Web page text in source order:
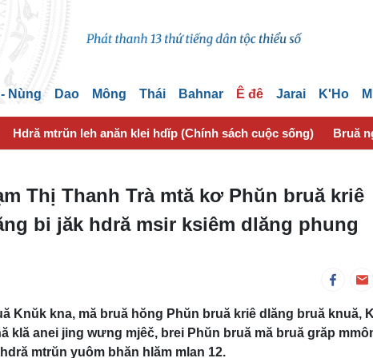
Nùng Dao Mông Thái Bahnar Ê đê Jarai K'Ho
Hdră mtrŭn leh anăn klei hdĭp (Chính sách cuộc sống) Bruă
Thị Thanh Trà mtă kơ Phŭn bruă kriê
bi jăk hdră msir ksiêm dlăng phung
Knŭk kna, mă bruă hŏng Phŭn bruă kriê dlăng bruă knuă,
klă anei jing wưng mjêč, brei Phŭn bruă mă bruă grăp
mtrŭn yuôm bhăn hlăm mlan 12.